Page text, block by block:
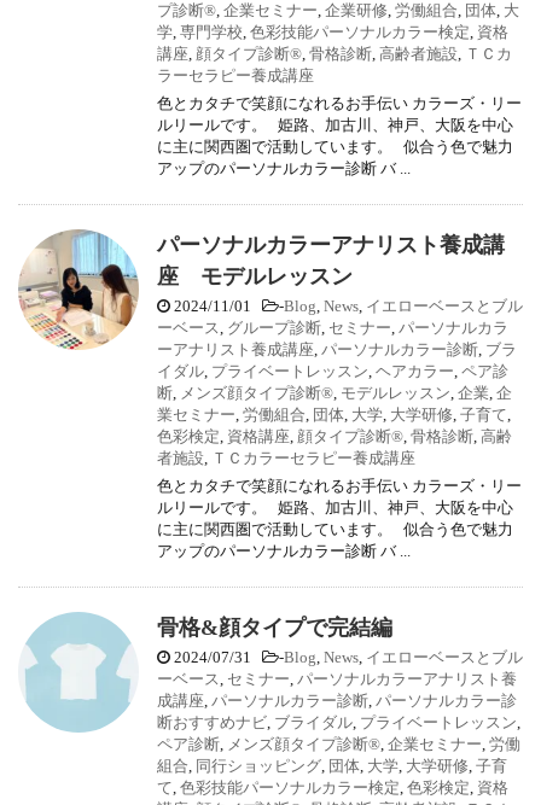
プ診断®, 企業セミナー, 企業研修, 労働組合, 団体, 大
学, 専門学校, 色彩技能パーソナルカラー検定, 資格
講座, 顔タイプ診断®, 骨格診断, 高齢者施設, ＴＣカ
ラーセラピー養成講座
色とカタチで笑顔になれるお手伝い カラーズ・リー
ルリールです。 姫路、加古川、神戸、大阪を中心
に主に関西圏で活動しています。 似合う色で魅力
アップのパーソナルカラー診断 バ ...
パーソナルカラーアナリスト養成講
座 モデルレッスン
2024/11/01 -Blog, News, イエローベースとブル
ーベース, グループ診断, セミナー, パーソナルカラ
ーアナリスト養成講座, パーソナルカラー診断, ブラ
イダル, プライベートレッスン, ヘアカラー, ペア診
断, メンズ顔タイプ診断®, モデルレッスン, 企業, 企
業セミナー, 労働組合, 団体, 大学, 大学研修, 子育て,
色彩検定, 資格講座, 顔タイプ診断®, 骨格診断, 高齢
者施設, ＴＣカラーセラピー養成講座
色とカタチで笑顔になれるお手伝い カラーズ・リー
ルリールです。 姫路、加古川、神戸、大阪を中心
に主に関西圏で活動しています。 似合う色で魅力
アップのパーソナルカラー診断 バ ...
骨格&顔タイプで完結編
2024/07/31 -Blog, News, イエローベースとブル
ーベース, セミナー, パーソナルカラーアナリスト養
成講座, パーソナルカラー診断, パーソナルカラー診
断おすすめナビ, ブライダル, プライベートレッスン,
ペア診断, メンズ顔タイプ診断®, 企業セミナー, 労働
組合, 同行ショッピング, 団体, 大学, 大学研修, 子育
て, 色彩技能パーソナルカラー検定, 色彩検定, 資格